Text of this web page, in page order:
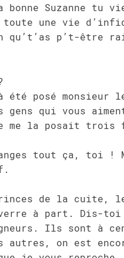
Suzanne tu
une vie
qu’t’as p’t-être
été posé monsieur
gens qui vous
me la posait trois
tout ça, toi !
de la cuite,
à part. Dis-
Ils sont à
autres, on est